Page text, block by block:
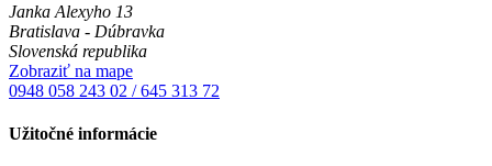
Janka Alexyho 13
Bratislava - Dúbravka
Slovenská republika
Zobraziť na mape
0948 058 243 02 / 645 313 72
Užitočné informácie